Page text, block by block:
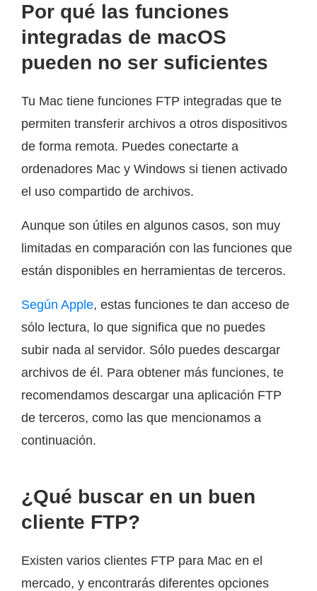
Por qué las funciones
integradas de macOS
pueden no ser suficientes
Tu Mac tiene funciones FTP integradas que te
permiten transferir archivos a otros dispositivos
de forma remota. Puedes conectarte a
ordenadores Mac y Windows si tienen activado
el uso compartido de archivos.
Aunque son útiles en algunos casos, son muy
limitadas en comparación con las funciones que
están disponibles en herramientas de terceros.
Según Apple, estas funciones te dan acceso de
sólo lectura, lo que significa que no puedes
subir nada al servidor. Sólo puedes descargar
archivos de él. Para obtener más funciones, te
recomendamos descargar una aplicación FTP
de terceros, como las que mencionamos a
continuación.
¿Qué buscar en un buen
cliente FTP?
Existen varios clientes FTP para Mac en el
mercado, y encontrarás diferentes opciones